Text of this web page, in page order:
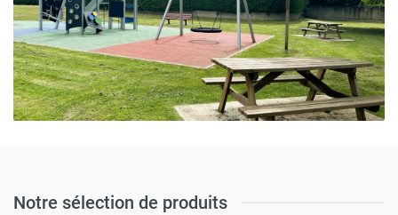
Notre sélection de produits